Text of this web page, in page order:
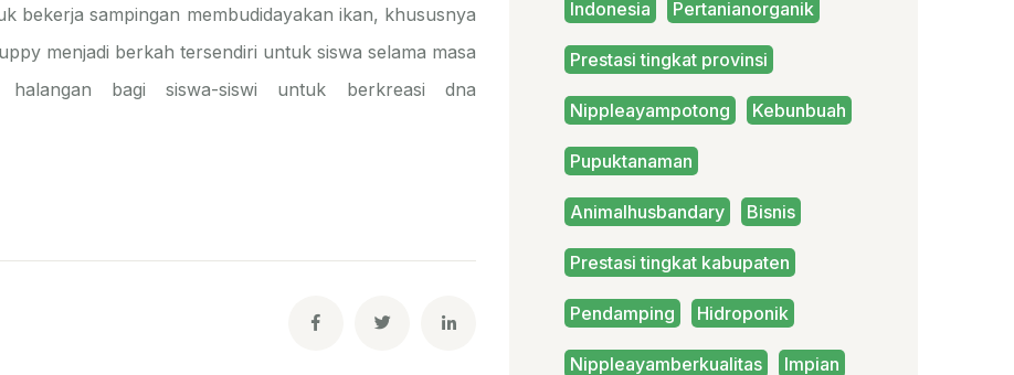
bekerja sampingan membudidayakan ikan, khususnya
menjadi berkah tersendiri untuk siswa selama masa
bagi siswa-siswi untuk berkreasi dna
Indonesia Pertanianorganik
Prestasi tingkat provinsi
Nippleayampotong Kebunbuah
Pupuktanaman
Animalhusbandary Bisnis
Prestasi tingkat kabupaten
Pendamping Hidroponik
Nippleayamberkualitas Impian